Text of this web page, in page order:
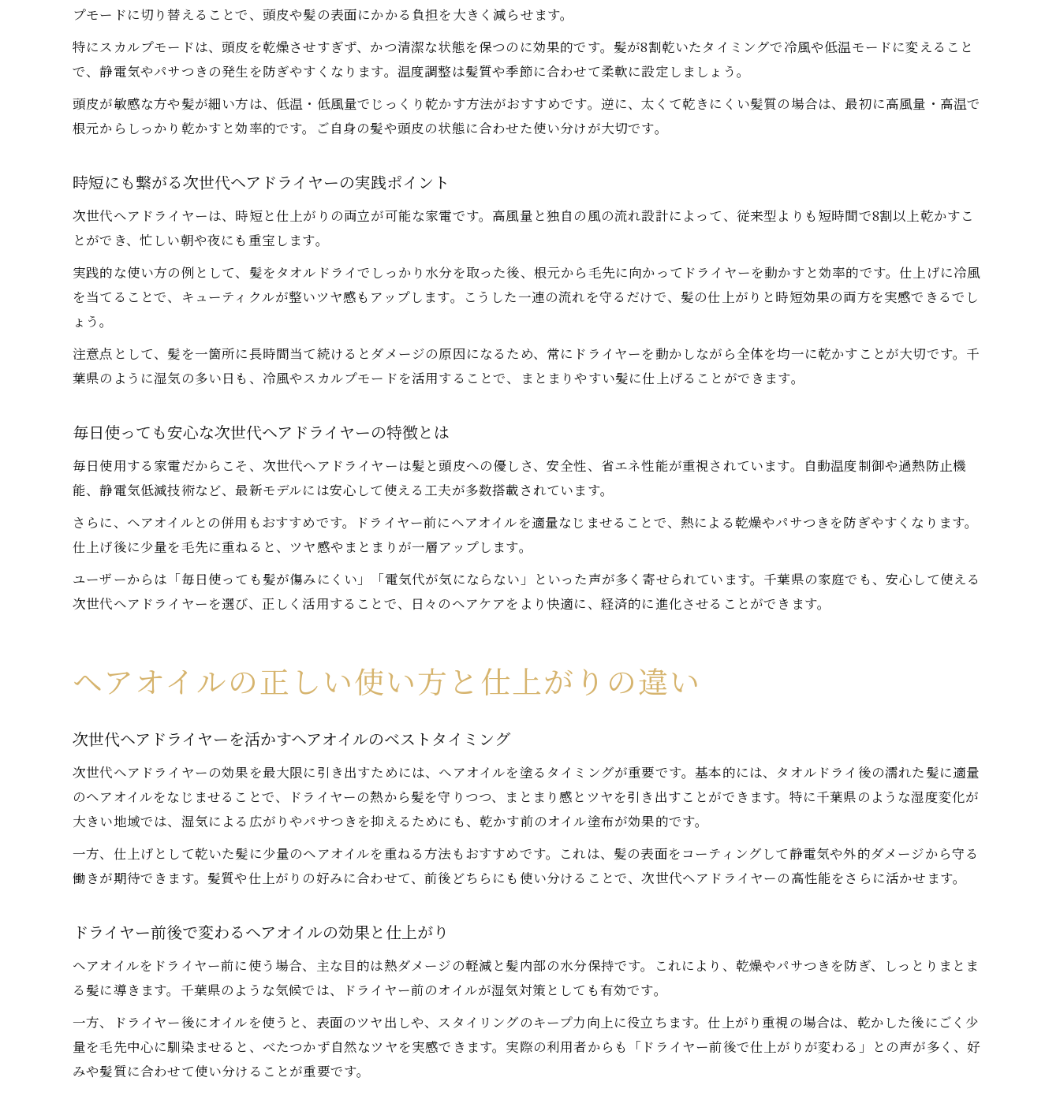
乾かし過ぎを防ぐ8割乾燥と次世代ヘアドライヤーの相性
髪のパサつき防止に効果的な8割乾燥テクニック
冷風への切り替えで仕上がりが変わる髪の乾かし方
毎日のドライヤー時間を効率化する最新コツ
次世代ヘアドライヤーでドライ時間を短縮する方法
手ぐしやタオルドライと併用する最新時短テクニック
毎日続くドライヤーが楽しくなる効率化アイデア
プモードに切り替えることで、頭皮や髪の表面にかかる負担を大きく減らせます。
特にスカルプモードは、頭皮を乾燥させすぎず、かつ清潔な状態を保つのに効果的です。髪が8割乾いたタイミングで冷風や低温モードに変えること
で、静電気やパサつきの発生を防ぎやすくなります。温度調整は髪質や季節に合わせて柔軟に設定しましょう。
頭皮が敏感な方や髪が細い方は、低温・低風量でじっくり乾かす方法がおすすめです。逆に、太くて乾きにくい髪質の場合は、最初に高風量・高温で
根元からしっかり乾かすと効率的です。ご自身の髪や頭皮の状態に合わせた使い分けが大切です。
時短にも繋がる次世代ヘアドライヤーの実践ポイント
次世代ヘアドライヤーは、時短と仕上がりの両立が可能な家電です。高風量と独自の風の流れ設計によって、従来型よりも短時間で8割以上乾かすこ
とができ、忙しい朝や夜にも重宝します。
実践的な使い方の例として、髪をタオルドライでしっかり水分を取った後、根元から毛先に向かってドライヤーを動かすと効率的です。仕上げに冷風
を当てることで、キューティクルが整いツヤ感もアップします。こうした一連の流れを守るだけで、髪の仕上がりと時短効果の両方を実感できるでし
ょう。
注意点として、髪を一箇所に長時間当て続けるとダメージの原因になるため、常にドライヤーを動かしながら全体を均一に乾かすことが大切です。千
葉県のように湿気の多い日も、冷風やスカルプモードを活用することで、まとまりやすい髪に仕上げることができます。
毎日使っても安心な次世代ヘアドライヤーの特徴とは
毎日使用する家電だからこそ、次世代ヘアドライヤーは髪と頭皮への優しさ、安全性、省エネ性能が重視されています。自動温度制御や過熱防止機
能、静電気低減技術など、最新モデルには安心して使える工夫が多数搭載されています。
さらに、ヘアオイルとの併用もおすすめです。ドライヤー前にヘアオイルを適量なじませることで、熱による乾燥やパサつきを防ぎやすくなります。
仕上げ後に少量を毛先に重ねると、ツヤ感やまとまりが一層アップします。
ユーザーからは「毎日使っても髪が傷みにくい」「電気代が気にならない」といった声が多く寄せられています。千葉県の家庭でも、安心して使える
次世代ヘアドライヤーを選び、正しく活用することで、日々のヘアケアをより快適に、経済的に進化させることができます。
ヘアオイルの正しい使い方と仕上がりの違い
次世代ヘアドライヤーを活かすヘアオイルのベストタイミング
次世代ヘアドライヤーの効果を最大限に引き出すためには、ヘアオイルを塗るタイミングが重要です。基本的には、タオルドライ後の濡れた髪に適量
のヘアオイルをなじませることで、ドライヤーの熱から髪を守りつつ、まとまり感とツヤを引き出すことができます。特に千葉県のような湿度変化が
大きい地域では、湿気による広がりやパサつきを抑えるためにも、乾かす前のオイル塗布が効果的です。
一方、仕上げとして乾いた髪に少量のヘアオイルを重ねる方法もおすすめです。これは、髪の表面をコーティングして静電気や外的ダメージから守る
働きが期待できます。髪質や仕上がりの好みに合わせて、前後どちらにも使い分けることで、次世代ヘアドライヤーの高性能をさらに活かせます。
ドライヤー前後で変わるヘアオイルの効果と仕上がり
ヘアオイルをドライヤー前に使う場合、主な目的は熱ダメージの軽減と髪内部の水分保持です。これにより、乾燥やパサつきを防ぎ、しっとりまとま
る髪に導きます。千葉県のような気候では、ドライヤー前のオイルが湿気対策としても有効です。
一方、ドライヤー後にオイルを使うと、表面のツヤ出しや、スタイリングのキープ力向上に役立ちます。仕上がり重視の場合は、乾かした後にごく少
量を毛先中心に馴染ませると、べたつかず自然なツヤを実感できます。実際の利用者からも「ドライヤー前後で仕上がりが変わる」との声が多く、好
みや髪質に合わせて使い分けることが重要です。
ご予約はこちら
ご予約はこちら